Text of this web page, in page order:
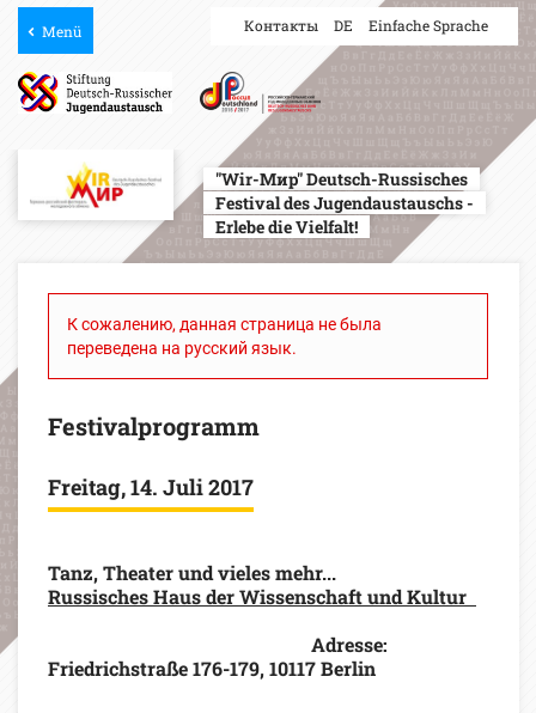
Menü Контакты DE Einfache Sprache
"Wir-Мир" Deutsch-Russisches
Festival des Jugendaustauschs -
Erlebe die Vielfalt!
К сожалению, данная страница не была
переведена на русский язык.
Festivalprogramm
Freitag, 14. Juli 2017
Tanz, Theater und vieles mehr...
Russisches Haus der Wissenschaft und Kultur
Adresse:
Friedrichstraße 176-179, 10117 Berlin